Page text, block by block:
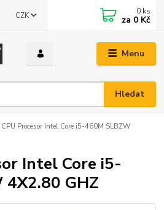
Menu
CZK
Hledat
0 ks
za 0 Kč
Procesor Intel Core i5-460M SLBZW
Intel Core i5-
GHZ